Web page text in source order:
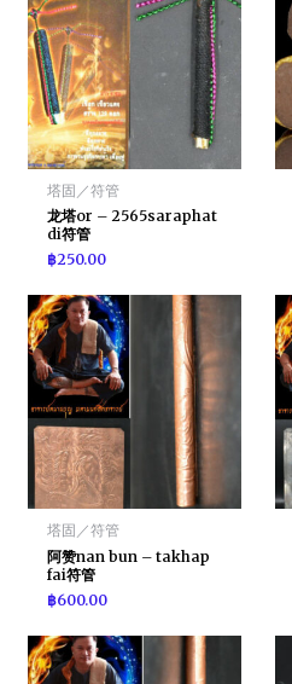
塔固／符管
龙塔or – 2565saraphat
di符管
฿250.00
塔固／符管
阿赞nan bun – takhap
fai符管
฿600.00